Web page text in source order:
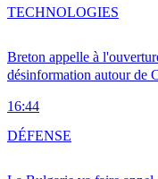
Breton appelle à
désinformation autour de
16:44
TECHNOLOGIES
DÉFENSE